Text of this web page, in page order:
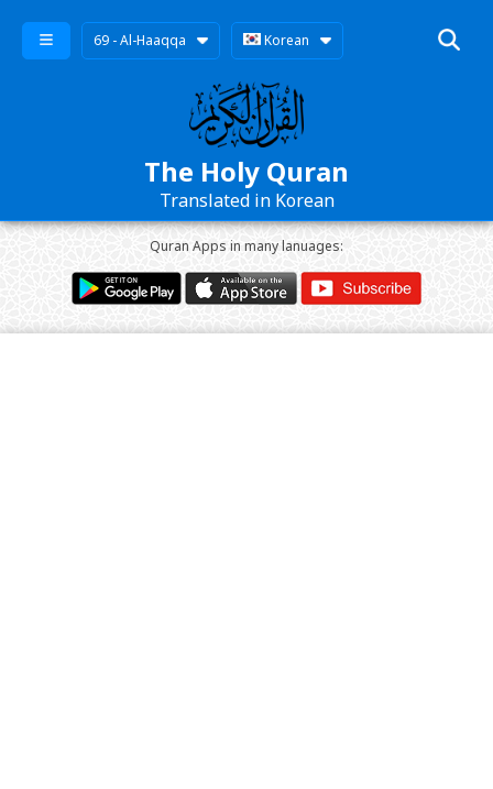
69 - Al-Haaqqa Korean
The Holy Quran
Translated in Korean
Quran Apps in many lanuages: